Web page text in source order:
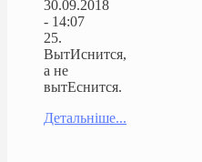
30.09.2018
- 14:07
25.
ВытИснится,
а не
вытЕснится.
Детальніше...